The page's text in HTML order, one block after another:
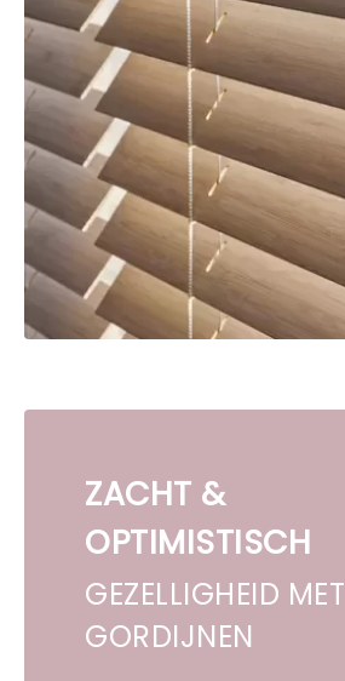
ZACHT &
OPTIMISTISCH
GEZELLIGHEID MET
GORDIJNEN